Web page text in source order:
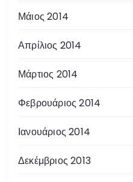
Μάιος 2014
Απρίλιος 2014
Μάρτιος 2014
Φεβρουάριος 2014
Ιανουάριος 2014
Δεκέμβριος 2013